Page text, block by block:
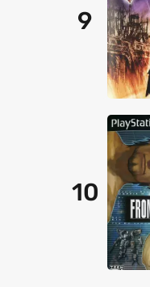
9
10